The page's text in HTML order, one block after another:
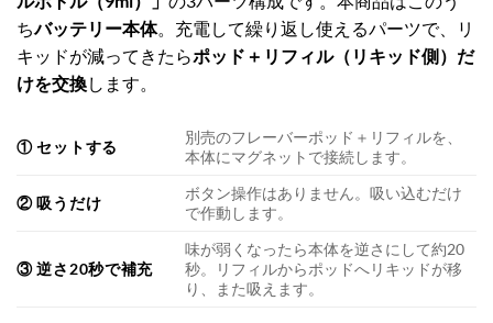
ちバッテリー本体。充電して繰り返し使えるパーツで、リ
キッドが減ってきたらポッド＋リフィル（リキッド側）だ
けを交換します。
① セットする
別売のフレーバーポッド＋リフィルを、
本体にマグネットで接続します。
② 吸うだけ
ボタン操作はありません。吸い込むだけ
で作動します。
③ 逆さ20秒で補充
味が弱くなったら本体を逆さにして約20
秒。リフィルからポッドへリキッドが移
り、また吸えます。